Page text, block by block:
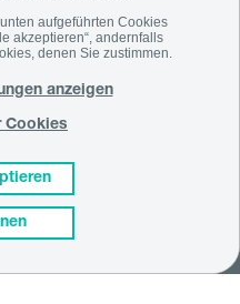
aufgeführten Cookies
akzeptieren“, andernfalls
denen Sie zustimmen.
anzeigen
Cookies
-AGB-Widerrufsbelehrung